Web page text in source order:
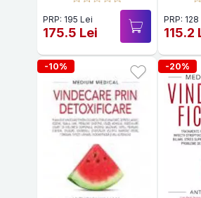
PRP: 195 Lei
175.5 Lei
PRP:
115.2
-10% -20%